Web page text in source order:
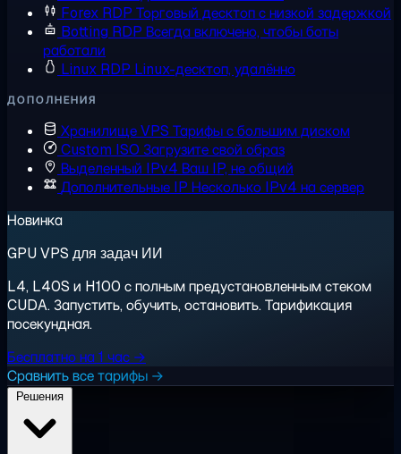
Forex RDP Торговый десктоп с низкой задержкой
Botting RDP Всегда включено, чтобы боты
работали
Linux RDP Linux-десктоп, удалённо
ДОПОЛНЕНИЯ
Хранилище VPS Тарифы с большим диском
Custom ISO Загрузите свой образ
Выделенный IPv4 Ваш IP, не общий
Дополнительные IP Несколько IPv4 на сервер
Новинка
GPU VPS для задач ИИ
L4, L40S и H100 с полным предустановленным стеком
CUDA. Запустить, обучить, остановить. Тарификация
посекундная.
Бесплатно на 1 час →
Сравнить все тарифы →